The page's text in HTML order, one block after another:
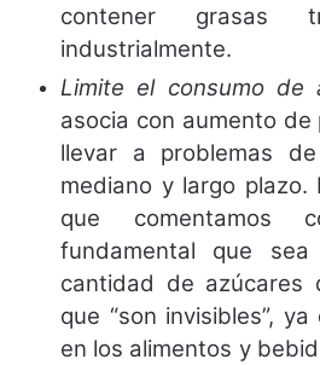
contener grasas
industrialmente.
Limite el consumo de
asocia con aumento de
llevar a problemas
mediano y largo plazo.
que
fundamental que
cantidad de azúcares
que “son invisibles”,
en los alimentos y